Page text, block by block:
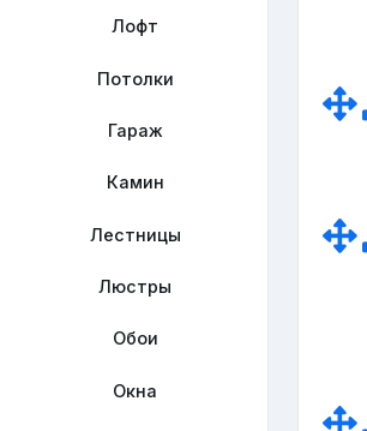
Лофт
Потолки
Гараж
Камин
Лестницы
Люстры
Обои
Окна